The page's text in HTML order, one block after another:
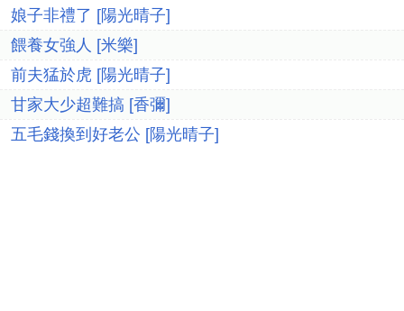
娘子非禮了 [陽光晴子]
餵養女強人 [米樂]
前夫猛於虎 [陽光晴子]
甘家大少超難搞 [香彌]
五毛錢換到好老公 [陽光晴子]